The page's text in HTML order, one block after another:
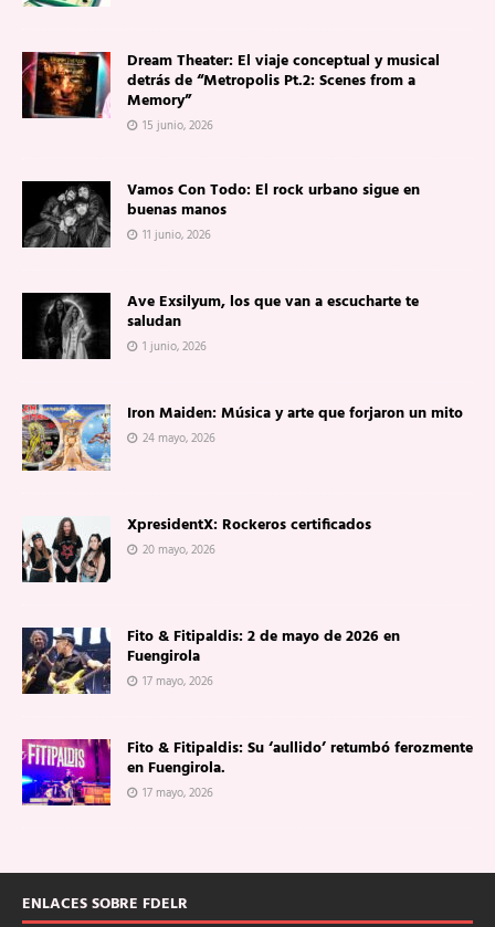
Dream Theater: El viaje conceptual y musical
detrás de “Metropolis Pt.2: Scenes from a
Memory”
15 junio, 2026
Vamos Con Todo: El rock urbano sigue en
buenas manos
11 junio, 2026
Ave Exsilyum, los que van a escucharte te
saludan
1 junio, 2026
Iron Maiden: Música y arte que forjaron un mito
24 mayo, 2026
XpresidentX: Rockeros certificados
20 mayo, 2026
Fito & Fitipaldis: 2 de mayo de 2026 en
Fuengirola
17 mayo, 2026
Fito & Fitipaldis: Su ‘aullido’ retumbó ferozmente
en Fuengirola.
17 mayo, 2026
ENLACES SOBRE FDELR